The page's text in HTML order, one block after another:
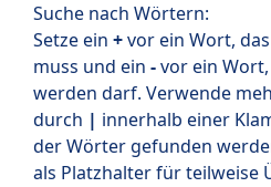
Suche nach Wörtern:
Setze ein +vor ein Wort,
muss und ein -vor ein
werden darf. Verwende
durch | innerhalb einer
der Wörter gefunden
als Platzhalter für teilweise